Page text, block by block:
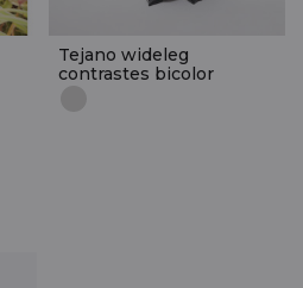
Tejano wideleg
contrastes bicolor